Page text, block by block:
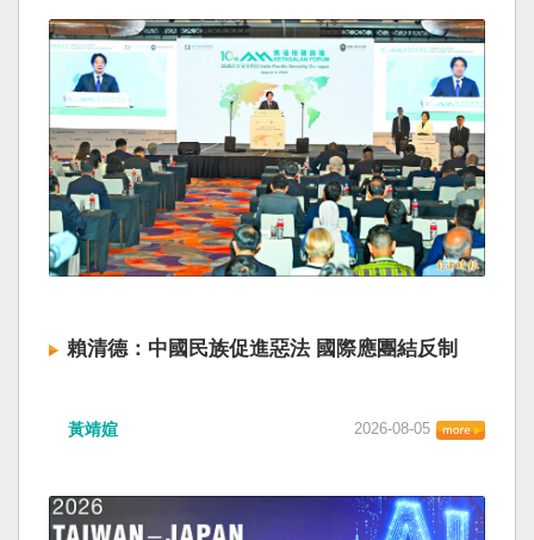
賴清德：中國民族促進惡法 國際應團結反制
黃靖媗 2026-08-05